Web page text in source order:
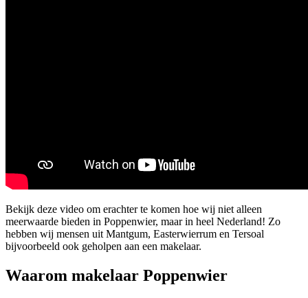
Bekijk deze video om erachter te komen hoe wij niet alleen
meerwaarde bieden in Poppenwier, maar in heel Nederland! Zo
hebben wij mensen uit Mantgum, Easterwierrum en Tersoal
bijvoorbeeld ook geholpen aan een makelaar.
Waarom makelaar Poppenwier